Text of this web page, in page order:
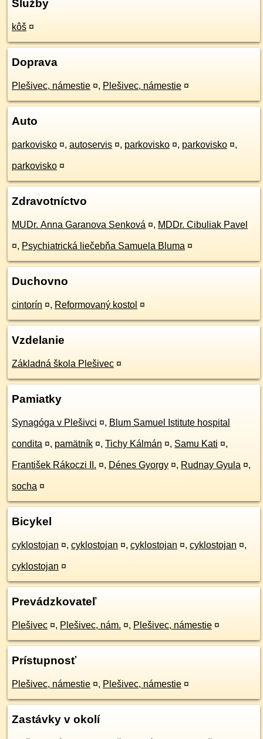
Služby
kôš ¤
Doprava
Plešivec, námestie ¤, Plešivec, námestie ¤
Auto
parkovisko ¤, autoservis ¤, parkovisko ¤, parkovisko ¤,
parkovisko ¤
Zdravotníctvo
MUDr. Anna Garanova Senková ¤, MDDr. Cibuliak Pavel
¤, Psychiatrická liečebňa Samuela Bluma ¤
Duchovno
cintorín ¤, Reformovaný kostol ¤
Vzdelanie
Základná škola Plešivec ¤
Pamiatky
Synagóga v Plešivci ¤, Blum Samuel Istitute hospital
condita ¤, pamätník ¤, Tichy Kálmán ¤, Samu Kati ¤,
František Rákoczi II. ¤, Dénes Gyorgy ¤, Rudnay Gyula ¤,
socha ¤
Bicykel
cyklostojan ¤, cyklostojan ¤, cyklostojan ¤, cyklostojan ¤,
cyklostojan ¤
Prevádzkovateľ
Plešivec ¤, Plešivec, nám. ¤, Plešivec, námestie ¤
Prístupnosť
Plešivec, námestie ¤, Plešivec, námestie ¤
Zastávky v okolí